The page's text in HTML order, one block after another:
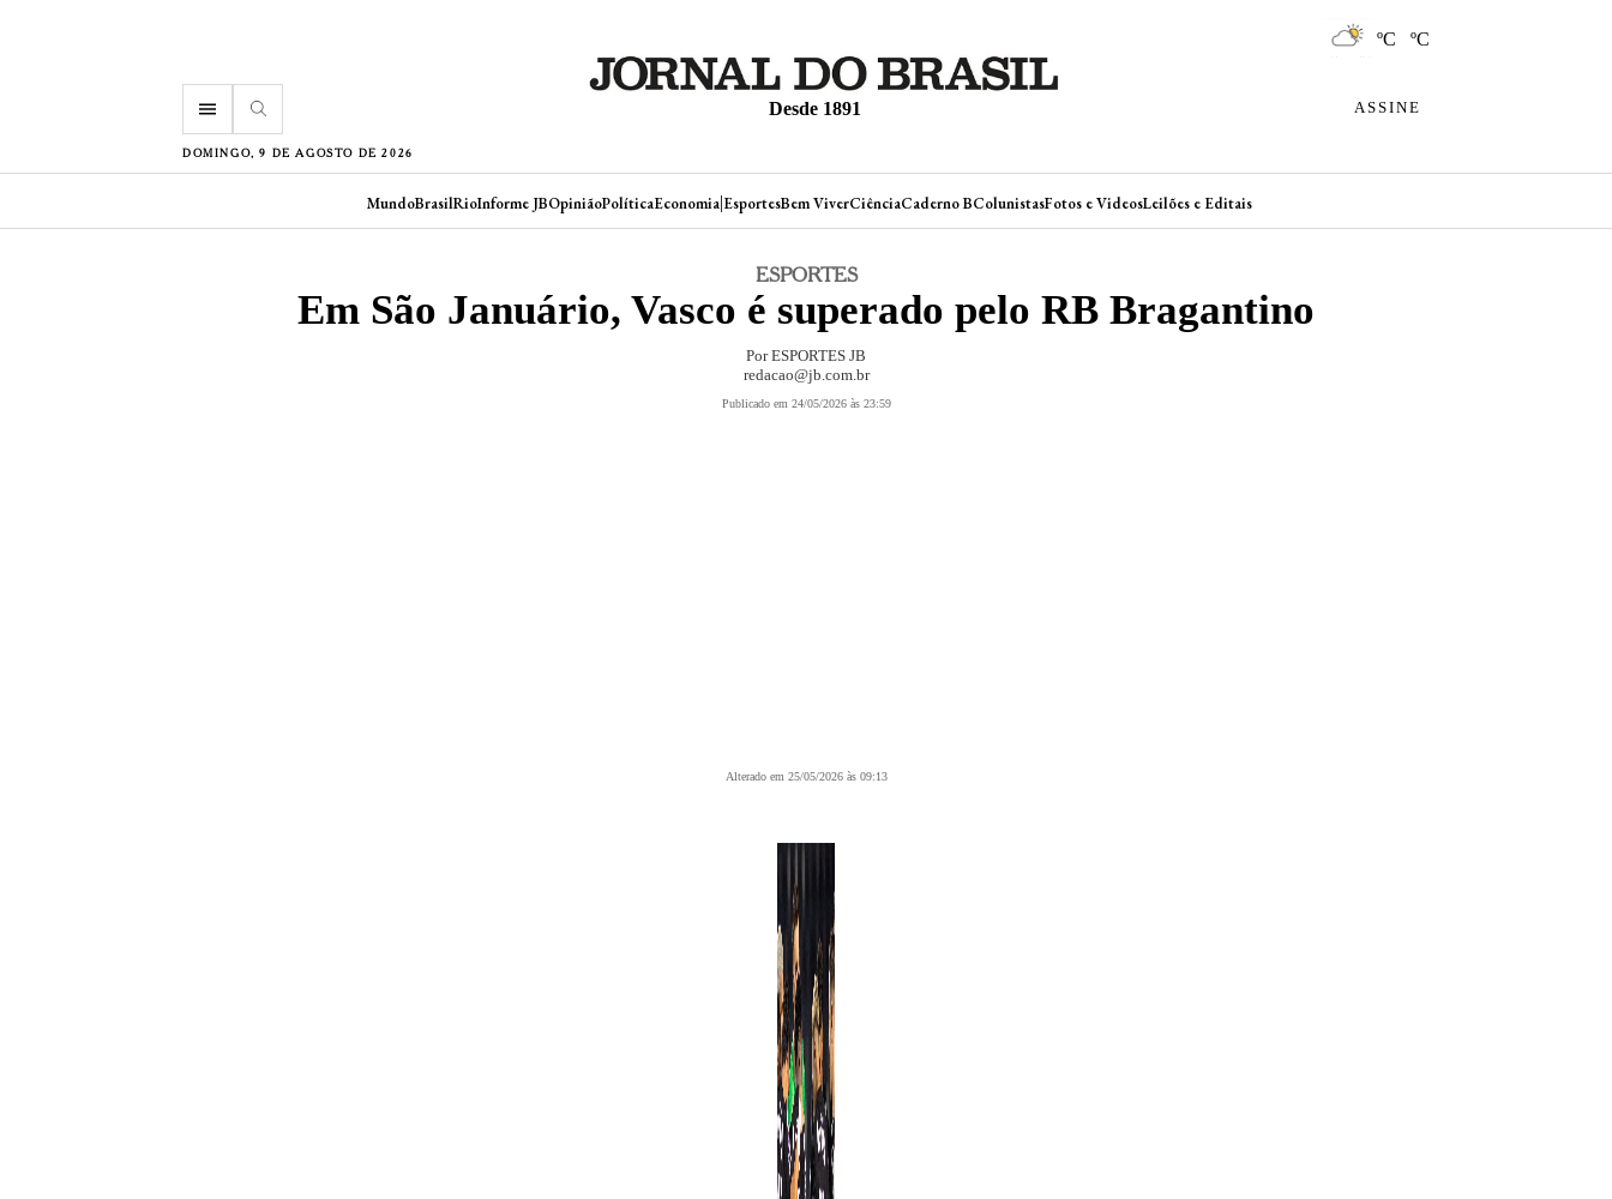
ºC ºC
menu Desde 1891 ASSINE
DOMINGO, 9 DE AGOSTO DE 2026
MundoBrasilRioInforme JBOpiniãoPolíticaEconomia|EsportesBem ViverCiênciaCaderno BColunistasFotos e VideosLeilões e Editais
ESPORTES
Em São Januário, Vasco é superado pelo RB Bragantino
PorESPORTES JB
redacao@jb.com.br
Publicado em 24/05/2026 às 23:59
Alterado em 25/05/2026 às 09:13